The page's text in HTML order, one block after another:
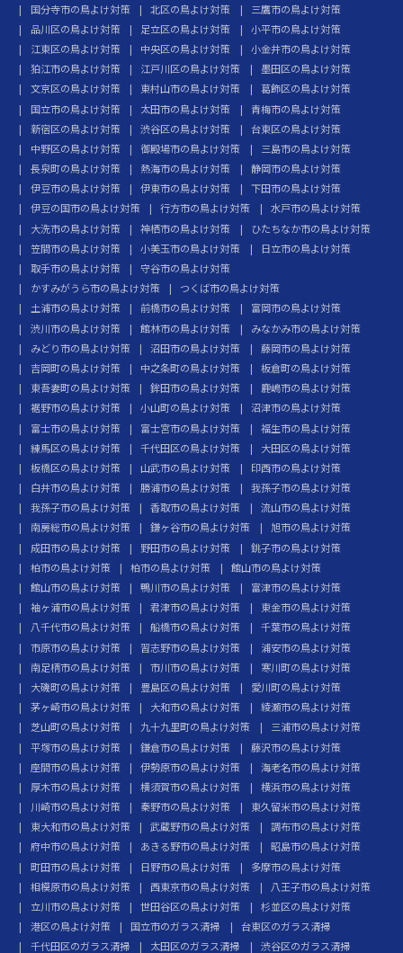
国分寺市の鳥よけ対策
北区の鳥よけ対策
三鷹市の鳥よけ対策
品川区の鳥よけ対策
足立区の鳥よけ対策
小平市の鳥よけ対策
江東区の鳥よけ対策
中央区の鳥よけ対策
小金井市の鳥よけ対策
狛江市の鳥よけ対策
江戸川区の鳥よけ対策
墨田区の鳥よけ対策
文京区の鳥よけ対策
東村山市の鳥よけ対策
葛飾区の鳥よけ対策
国立市の鳥よけ対策
太田市の鳥よけ対策
青梅市の鳥よけ対策
新宿区の鳥よけ対策
渋谷区の鳥よけ対策
台東区の鳥よけ対策
中野区の鳥よけ対策
御殿場市の鳥よけ対策
三島市の鳥よけ対策
長泉町の鳥よけ対策
熱海市の鳥よけ対策
静岡市の鳥よけ対策
伊豆市の鳥よけ対策
伊東市の鳥よけ対策
下田市の鳥よけ対策
伊豆の国市の鳥よけ対策
行方市の鳥よけ対策
水戸市の鳥よけ対策
大洗市の鳥よけ対策
神栖市の鳥よけ対策
ひたちなか市の鳥よけ対策
笠間市の鳥よけ対策
小美玉市の鳥よけ対策
日立市の鳥よけ対策
取手市の鳥よけ対策
守谷市の鳥よけ対策
かすみがうら市の鳥よけ対策
つくば市の鳥よけ対策
土浦市の鳥よけ対策
前橋市の鳥よけ対策
富岡市の鳥よけ対策
渋川市の鳥よけ対策
館林市の鳥よけ対策
みなかみ市の鳥よけ対策
みどり市の鳥よけ対策
沼田市の鳥よけ対策
藤岡市の鳥よけ対策
吉岡町の鳥よけ対策
中之条町の鳥よけ対策
板倉町の鳥よけ対策
東吾妻町の鳥よけ対策
鉾田市の鳥よけ対策
鹿嶋市の鳥よけ対策
裾野市の鳥よけ対策
小山町の鳥よけ対策
沼津市の鳥よけ対策
富士市の鳥よけ対策
富士宮市の鳥よけ対策
福生市の鳥よけ対策
練馬区の鳥よけ対策
千代田区の鳥よけ対策
大田区の鳥よけ対策
板橋区の鳥よけ対策
山武市の鳥よけ対策
印西市の鳥よけ対策
白井市の鳥よけ対策
勝浦市の鳥よけ対策
我孫子市の鳥よけ対策
我孫子市の鳥よけ対策
香取市の鳥よけ対策
流山市の鳥よけ対策
南房総市の鳥よけ対策
鎌ヶ谷市の鳥よけ対策
旭市の鳥よけ対策
成田市の鳥よけ対策
野田市の鳥よけ対策
銚子市の鳥よけ対策
柏市の鳥よけ対策
柏市の鳥よけ対策
館山市の鳥よけ対策
館山市の鳥よけ対策
鴨川市の鳥よけ対策
富津市の鳥よけ対策
袖ヶ浦市の鳥よけ対策
君津市の鳥よけ対策
東金市の鳥よけ対策
八千代市の鳥よけ対策
船橋市の鳥よけ対策
千葉市の鳥よけ対策
市原市の鳥よけ対策
習志野市の鳥よけ対策
浦安市の鳥よけ対策
南足柄市の鳥よけ対策
市川市の鳥よけ対策
寒川町の鳥よけ対策
大磯町の鳥よけ対策
豊島区の鳥よけ対策
愛川町の鳥よけ対策
茅ヶ崎市の鳥よけ対策
大和市の鳥よけ対策
綾瀬市の鳥よけ対策
芝山町の鳥よけ対策
九十九里町の鳥よけ対策
三浦市の鳥よけ対策
平塚市の鳥よけ対策
鎌倉市の鳥よけ対策
藤沢市の鳥よけ対策
座間市の鳥よけ対策
伊勢原市の鳥よけ対策
海老名市の鳥よけ対策
厚木市の鳥よけ対策
横須賀市の鳥よけ対策
横浜市の鳥よけ対策
川崎市の鳥よけ対策
秦野市の鳥よけ対策
東久留米市の鳥よけ対策
東大和市の鳥よけ対策
武蔵野市の鳥よけ対策
調布市の鳥よけ対策
府中市の鳥よけ対策
あきる野市の鳥よけ対策
昭島市の鳥よけ対策
町田市の鳥よけ対策
日野市の鳥よけ対策
多摩市の鳥よけ対策
相模原市の鳥よけ対策
西東京市の鳥よけ対策
八王子市の鳥よけ対策
立川市の鳥よけ対策
世田谷区の鳥よけ対策
杉並区の鳥よけ対策
港区の鳥よけ対策
国立市のガラス清掃
台東区のガラス清掃
千代田区のガラス清掃
太田区のガラス清掃 渋谷区のガラス清掃